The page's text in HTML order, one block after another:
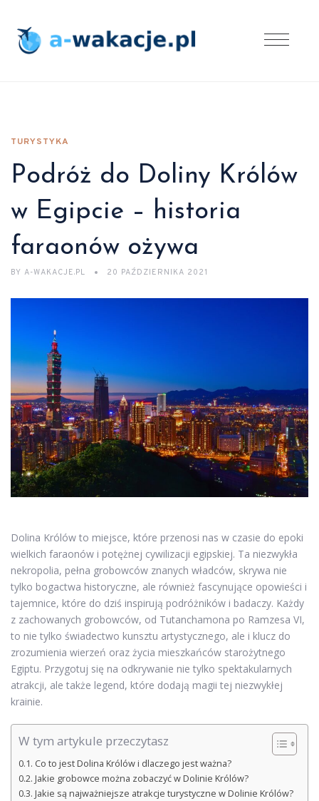
TURYSTYKA
Podróż do Doliny Królów
w Egipcie – historia
faraonów ożywa
BY A-WAKACJE.PL 20 PAŹDZIERNIKA 2021
Dolina Królów to miejsce, które przenosi nas w czasie do epoki
wielkich faraonów i potężnej cywilizacji egipskiej. Ta niezwykła
nekropolia, pełna grobowców znanych władców, skrywa nie
tylko bogactwa historyczne, ale również fascynujące opowieści i
tajemnice, które do dziś inspirują podróżników i badaczy. Każdy
z zachowanych grobowców, od Tutanchamona po Ramzesa VI,
to nie tylko świadectwo kunsztu artystycznego, ale i klucz do
zrozumienia wierzeń oraz życia mieszkańców starożytnego
Egiptu. Przygotuj się na odkrywanie nie tylko spektakularnych
atrakcji, ale także legend, które dodają magii tej niezwykłej
krainie.
W tym artykule przeczytasz
Co to jest Dolina Królów i dlaczego jest ważna?
Jakie grobowce można zobaczyć w Dolinie Królów?
Jakie są najważniejsze atrakcje turystyczne w Dolinie Królów?